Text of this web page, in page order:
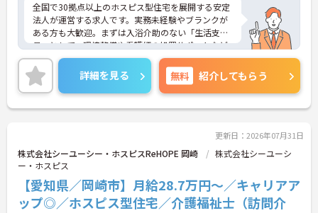
全国で30拠点以上のホスピス型住宅を展開する安定
法人が運営する求人です。実務未経験やブランクが
ある方も大歓迎。まずは入浴介助のない「生活支援
員」として、環境整備や看護師の処置サポートなど
の業務からスタートし、無理なくホスピスケアの経
験を積むことができ、ゆくゆくは訪問介護員へステ
ップアップすることも可能です。残業は全社平均残
業月5時間程度と少なく、連続休暇の取得で支援金
が支給される独自の制度や、自由診療の割引が受け
で、24時間連携の訪問診療医もいるため、医療依存
度の高い方へのケアもチームで安心して取り組める
環境です。
★おすすめPOINT★
【無理なくステップアップできる業務内容】
詳細を見る 無料 紹介してもらう
更新日：2026年07月31日
株式会社シーユーシー・ホスピスReHOPE 岡崎
株式会社シーユーシ
ー・ホスピス
【愛知県／岡崎市】月給28.7万円～／キャリアア
ップ◎／ホスピス型住宅／介護福祉士（訪問介